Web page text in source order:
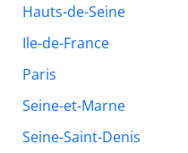
Hauts-de-Seine
Ile-de-France
Paris
Seine-et-Marne
Seine-Saint-Denis